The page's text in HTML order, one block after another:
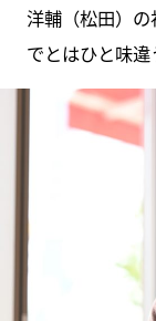
洋輔（松田）
でとはひと味違